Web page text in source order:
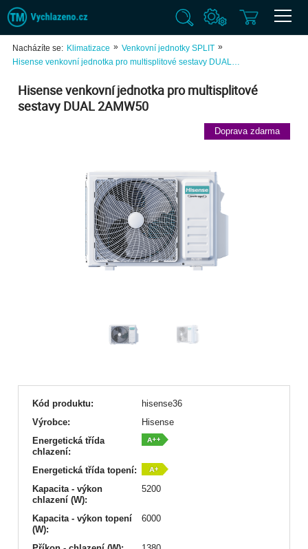
Nacházíte se: Klimatizace » Venkovní jednotky SPLIT »
Hisense venkovní jednotka pro multisplitové sestavy DUAL…
Hisense venkovní jednotka pro multisplitové
sestavy DUAL 2AMW50
Doprava zdarma
Kód produktu:
hisense36
Výrobce:
Hisense
Energetická třída
chlazení:
Energetická třída topení:
Kapacita - výkon
chlazení (W):
5200
Kapacita - výkon topení
(W):
6000